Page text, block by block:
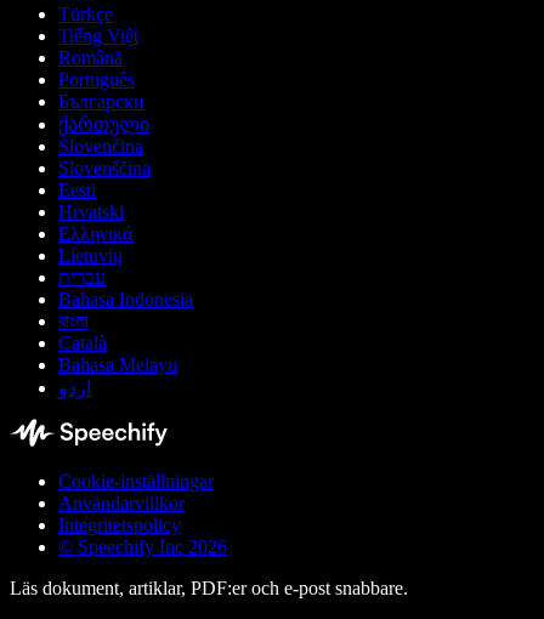
Türkçe
Tiếng Việt
Română
Português
Български
ქართული
Slovenčina
Slovenščina
Eesti
Hrvatski
Ελληνικά
Lietuvių
עברית
Bahasa Indonesia
বাংলা
Català
Bahasa Melayu
اردو
Cookie-inställningar
Användarvillkor
Integritetspolicy
© Speechify Inc 2026
Läs dokument, artiklar, PDF:er och e-post snabbare.